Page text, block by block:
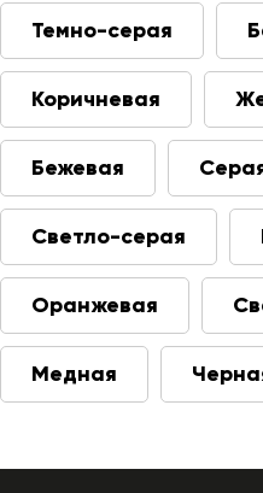
Темно-серая
Коричневая
Бежевая
Светло-серая
Оранжевая
Медная